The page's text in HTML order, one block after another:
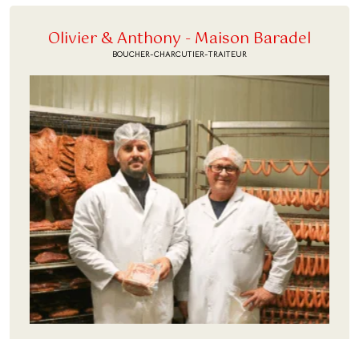
Olivier & Anthony - Maison Baradel
BOUCHER-CHARCUTIER-TRAITEUR